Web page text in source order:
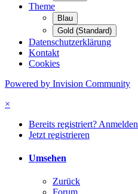
Theme
Blau
Gold (Standard)
Datenschutzerklärung
Kontakt
Cookies
Powered by Invision Community
×
Bereits registriert? Anmelden
Jetzt registrieren
Umsehen
Zurück